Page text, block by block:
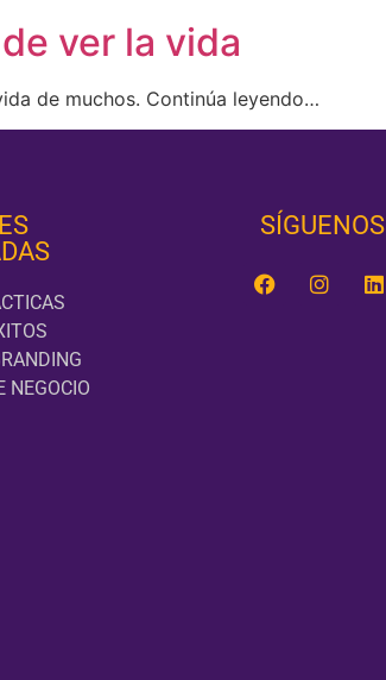
ver la vida
de muchos. Continúa leyendo…
NEGOCIO
SÍGUENOS‎